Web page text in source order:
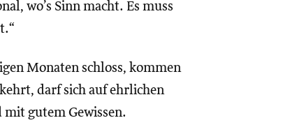
wo’s Sinn macht. Es muss
Monaten schloss, kommen
darf sich auf ehrlichen
gutem Gewissen.